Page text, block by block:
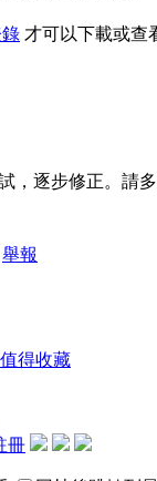
才可以下載或查
，逐步修正。請多
舉報
得收藏
冊